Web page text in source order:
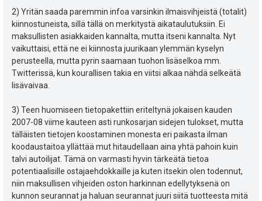
:
t
i
2) Yritän saada paremmin infoa varsinkin ilmaisvihjeistä (totalit)
kiinnostuneista, sillä tällä on merkitystä aikataulutuksiin. Ei
maksullisten asiakkaiden kannalta, mutta itseni kannalta. Nyt
vaikuttaisi, että ne ei kiinnosta juurikaan ylemmän kyselyn
perusteella, mutta pyrin saamaan tuohon lisäselkoa mm.
Twitterissä, kun kourallisen takia en viitsi alkaa nähdä selkeätä
lisävaivaa.
3) Teen huomiseen tietopakettiin eriteltynä jokaisen kauden
2007-08 viime kauteen asti runkosarjan sidejen tulokset, mutta
tälläisten tietojen koostaminen monesta eri paikasta ilman
koodaustaitoa yllättää mut hitaudellaan aina yhtä pahoin kuin
talvi autoilijat. Tämä on varmasti hyvin tärkeätä tietoa
potentiaalisille ostajaehdokkaille ja kuten itsekin olen todennut,
niin maksullisen vihjeiden oston harkinnan edellytyksenä on
kunnon seurannat ja haluan seurannat juuri siitä tuotteesta mitä